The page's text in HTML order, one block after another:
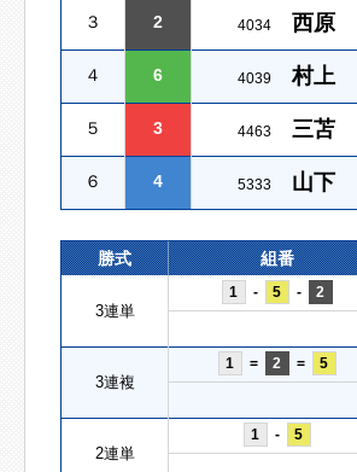
３ 2 4034 西
４ 6 4039 村
５ 3 4463 三
６ 4 5333 山
勝式 組番
3連単
1 - 5 - 2
3連複
1 = 2 = 5
2連単
1 - 5